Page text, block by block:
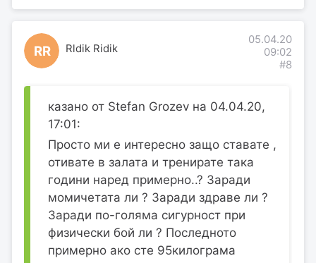
RR Rldik Ridik
05.04.20
09:02
#8
казано от Stefan Grozev на 04.04.20,
17:01:
Просто ми е интересно защо ставате ,
отивате в залата и тренирате така
години наред примерно..? Заради
момичетата ли ? Заради здраве ли ?
Заради по-голяма сигурност при
физически бой ли ? Последното
примерно ако сте 95килограма